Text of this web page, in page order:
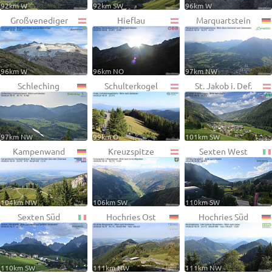
92km W 92km SW 96km W
Großvenediger
96km W
Hieflau
96km NO
Marquartstein
97km NW
Schleching
97km NW
Schulterkogel
99km O
St. Jakob i. Def.
101km SW
Kampenwand
104km NW
Kreuzspitze
106km SW
Sexten West
110km SW
Sexten Süd
110km SW
Hochries Ost
111km NW
Hochries Süd
111km NW